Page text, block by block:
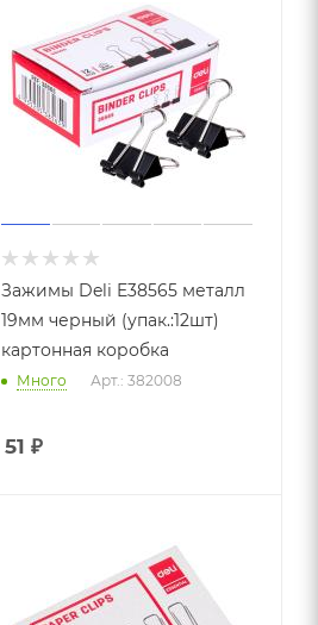
Зажимы Deli E38565 металл
19мм черный (упак.:12шт)
картонная коробка
Много Арт.: 382008
51 ₽